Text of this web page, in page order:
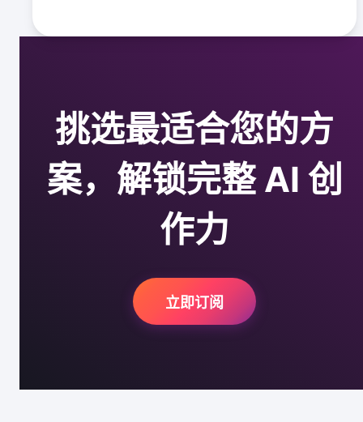
挑选最适合您的方
案，解锁完整 AI 创
作力
立即订阅